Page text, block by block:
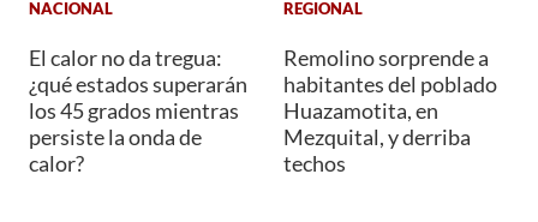
NACIONAL
El calor no da tregua:
¿qué estados superarán
los 45 grados mientras
persiste la onda de
calor?
REGIONAL
Remolino sorprende a
habitantes del poblado
Huazamotita, en
Mezquital, y derriba
techos